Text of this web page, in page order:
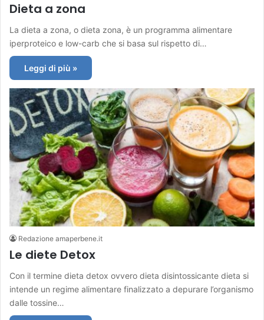
Dieta a zona
La dieta a zona, o dieta zona, è un programma alimentare
iperproteico e low-carb che si basa sul rispetto di…
Leggi di più »
Redazione amaperbene.it
Le diete Detox
Con il termine dieta detox ovvero dieta disintossicante dieta si
intende un regime alimentare finalizzato a depurare l’organismo
dalle tossine…